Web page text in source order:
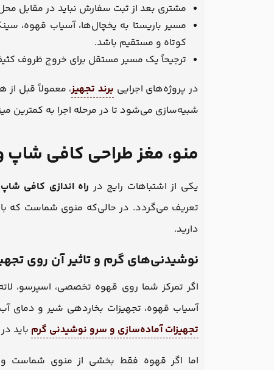
مشتری بعد از ثبت سفارش نباید در مقابل
مسیر باریستا به یخچال‌ها، آسیاب قهوه،
کوتاه و مستقیم باشد.
ترجیحاً یک مسیر مستقل برای خروج ظروف
در پروژه‌های اجرایی برند تجهیز، معمولاً قبل
شبیه‌سازی می‌شود تا در مرحله اجرا به کمترین
منو، مغز طراحی کافی شاپ
یکی از اشتباهات رایج در راه اندازی کافی شاپ
تعریف می‌گردد. در حالی‌که منوی شماست که
دارید.
نوشیدنی‌های گرم و تاثیر آن روی
اگر تمرکز شما روی قهوه تخصصی، اسپرسو،
آسیاب قهوه، تجهیزات بخاردهی شیر و دمای
تجهیزات آماده‌سازی و سرو نوشیدنی گرم باید
اما اگر قهوه فقط بخشی از منوی